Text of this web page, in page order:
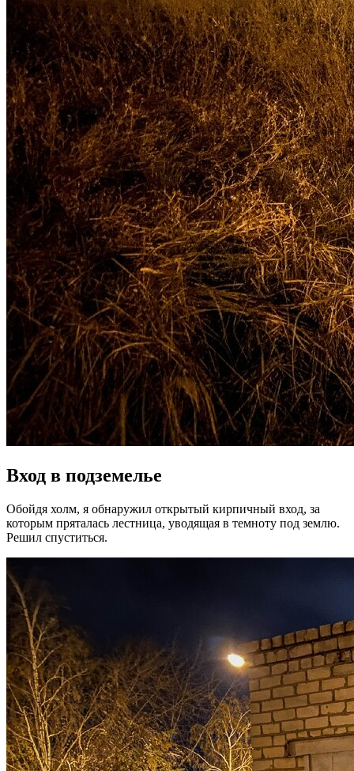
Вход в подземелье
Обойдя холм, я обнаружил открытый кирпичный вход, за
которым пряталась лестница, уводящая в темноту под землю.
Решил спуститься.